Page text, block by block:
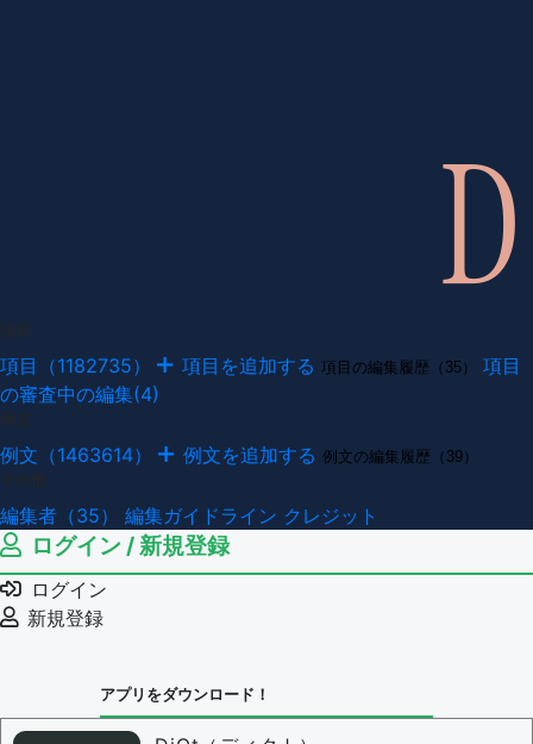
項目（1182735） 項目を追加する 項目の編集履歴（35）
項目
の審査中の編集(4)
例文（1463614） 例文を追加する 例文の編集履歴（39）
編集者（35） 編集ガイドライン クレジット
ログイン / 新規登録
ログイン
新規登録
アプリをダウンロード！